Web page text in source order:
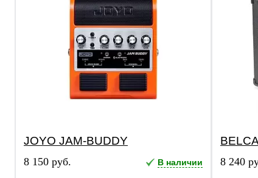
JOYO JAM-BUDDY
8 150 руб. В наличии 8 240